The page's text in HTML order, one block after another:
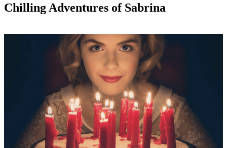
Chilling Adventures of Sabrina